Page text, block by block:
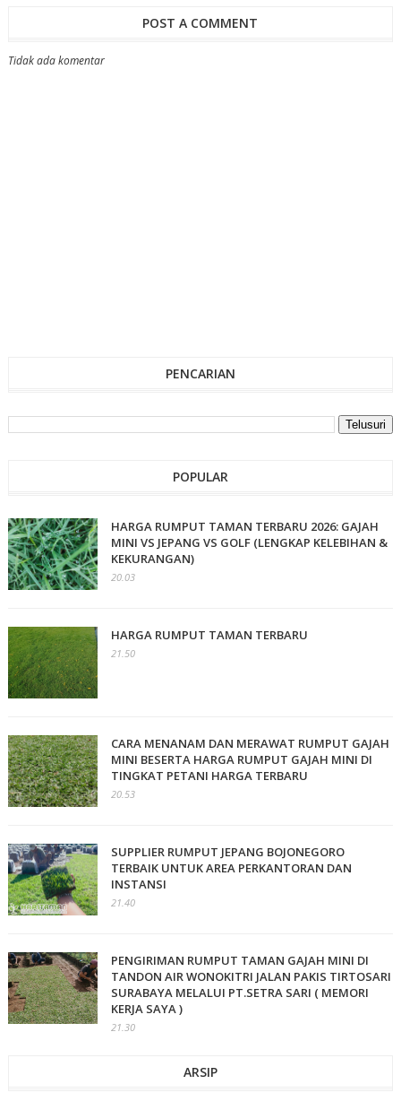
POST A COMMENT
Tidak ada komentar
PENCARIAN
POPULAR
HARGA RUMPUT TAMAN TERBARU 2026: GAJAH
MINI VS JEPANG VS GOLF (LENGKAP KELEBIHAN &
KEKURANGAN)
20.03
HARGA RUMPUT TAMAN TERBARU
21.50
CARA MENANAM DAN MERAWAT RUMPUT GAJAH
MINI BESERTA HARGA RUMPUT GAJAH MINI DI
TINGKAT PETANI HARGA TERBARU
20.53
SUPPLIER RUMPUT JEPANG BOJONEGORO
TERBAIK UNTUK AREA PERKANTORAN DAN
INSTANSI
21.40
PENGIRIMAN RUMPUT TAMAN GAJAH MINI DI
TANDON AIR WONOKITRI JALAN PAKIS TIRTOSARI
SURABAYA MELALUI PT.SETRA SARI ( MEMORI
KERJA SAYA )
21.30
ARSIP